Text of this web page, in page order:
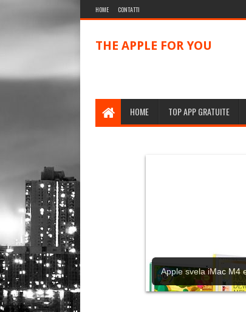
HOME CONTATTI
THE APPLE FOR YOU
HOME TOP APP GRATUITE
Apple svela iMac M4